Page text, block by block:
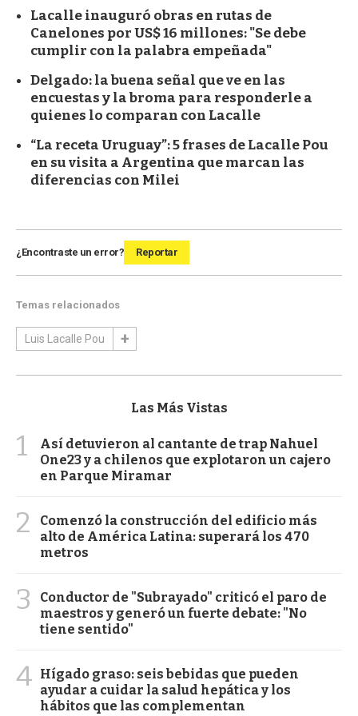
Lacalle inauguró obras en rutas de
Canelones por US$ 16 millones: "Se debe
cumplir con la palabra empeñada"
Delgado: la buena señal que ve en las
encuestas y la broma para responderle a
quienes lo comparan con Lacalle
“La receta Uruguay”: 5 frases de Lacalle Pou
en su visita a Argentina que marcan las
diferencias con Milei
¿Encontraste un error? Reportar
Temas relacionados
Luis Lacalle Pou
Las Más Vistas
1
Así detuvieron al cantante de trap Nahuel
One23 y a chilenos que explotaron un cajero
en Parque Miramar
2
Comenzó la construcción del edificio más
alto de América Latina: superará los 470
metros
3
Conductor de "Subrayado" criticó el paro de
maestros y generó un fuerte debate: "No
tiene sentido"
4 Hígado graso: seis bebidas que pueden
ayudar a cuidar la salud hepática y los
hábitos que las complementan